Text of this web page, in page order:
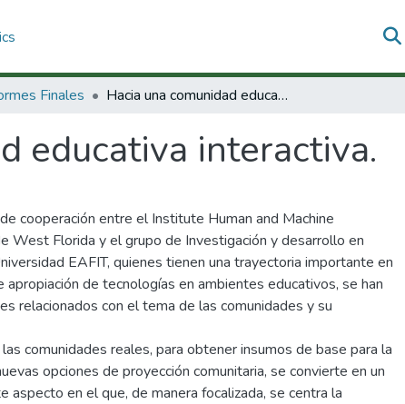
Finales Hacia una comunidad educativa interactiva.
educativa interactiva.
cooperación entre el Institute Human and Machine
West Florida y el grupo de Investigación y desarrollo en
EAFIT, quienes tienen una trayectoria importante en
de tecnologías en ambientes educativos, se han
relacionados con el tema de las comunidades y su
comunidades reales, para obtener insumos de base para la
opciones de proyección comunitaria, se convierte en un
aspecto en el que, de manera focalizada, se centra la